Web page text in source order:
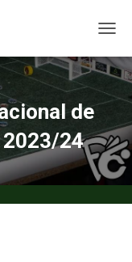
L
T
R
A
R
A
N
de
24